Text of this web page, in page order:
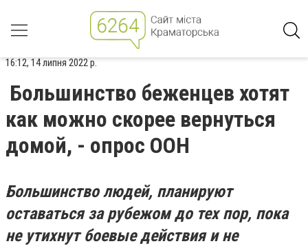
16:12, 14 липня 2022 р.
Большинство беженцев хотят
как можно скорее вернуться
домой, - опрос ООН
Большинство людей, планируют
оставаться за рубежом до тех пор, пока
не утихнут боевые действия и не